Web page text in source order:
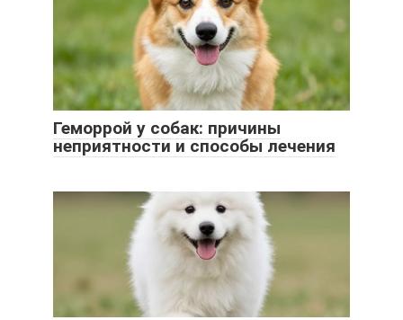
Геморрой у собак: причины
неприятности и способы лечения